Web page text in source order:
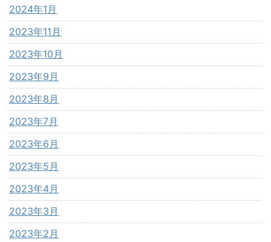
2024年1月
2023年11月
2023年10月
2023年9月
2023年8月
2023年7月
2023年6月
2023年5月
2023年4月
2023年3月
2023年2月